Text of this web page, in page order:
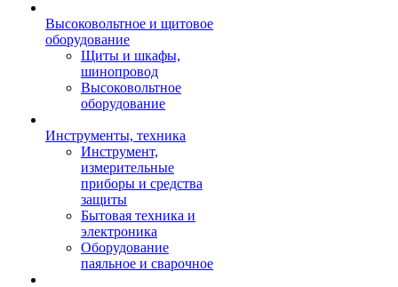
Высоковольтное и щитовое
оборудование
Щиты и шкафы,
шинопровод
Высоковольтное
оборудование
Инструменты, техника
Инструмент,
измерительные
приборы и средства
защиты
Бытовая техника и
электроника
Оборудование
паяльное и сварочное